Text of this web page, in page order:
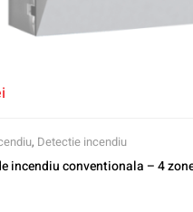
, Detectie incendiu
conventionala – 4 zone – UNIPOS